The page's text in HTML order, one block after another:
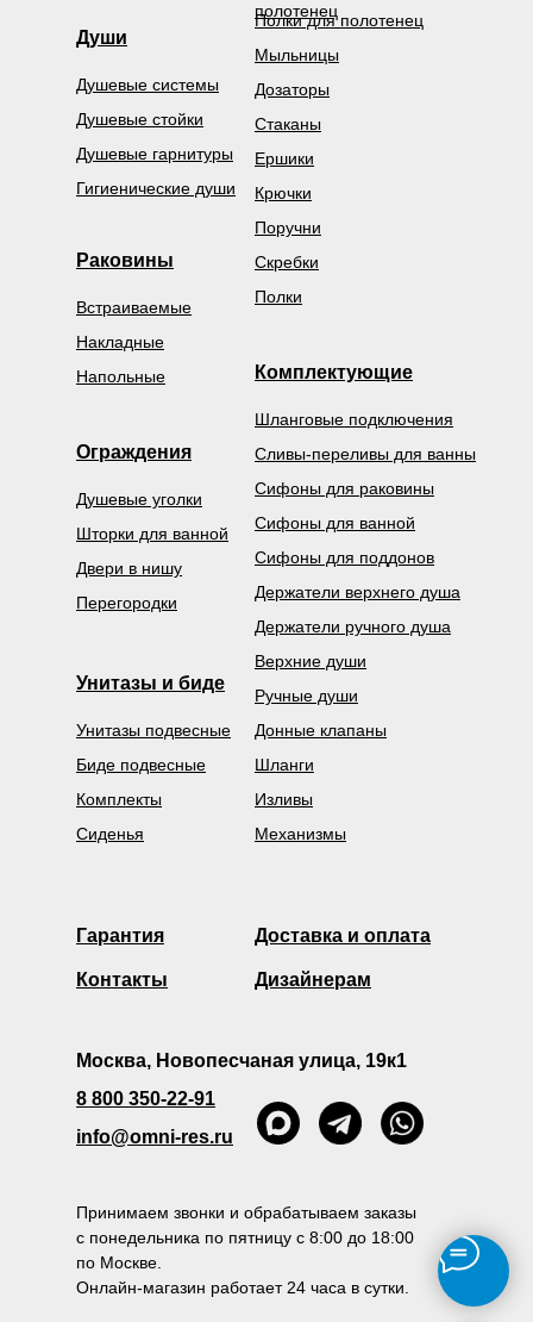
Души
Душевые гарнитуры
Душевые системы
Гигиенические души
Поручни
Скребки
Дозаторы
Полки
Стаканы
Ершики
Верхние души
Ручные души
Крючки
полотенец
Мыльницы
Полки для полотенец
Сифоны для поддонов
Держатели верхнего душа
Держатели ручного душа
Механизмы
Донные клапаны
Шланги
Изливы
Сливы-переливы для ванны
Сифоны для ванной
Шланговые подключения
Сифоны для раковины
Унитазы и биде
Унитазы подвесные
Биде подвесные
Комплекты
Раковины
Встраиваемые
Накладные
Напольные
Принимаем звонки и обрабатываем заказы
с понедельника по пятницу с 8:00 до 18:00
по Москве.
Онлайн-магазин работает 24 часа в сутки.
Ограждения
Душевые уголки
Шторки для ванной
Двери в нишу
Перегородки
Комплектующие
Дизайнерам
Доставка и оплата
Москва, Новопесчаная улица, 19к1
8 800 350-22-91
info@omni-res.ru
Гарантия
Контакты
Душевые стойки
Сиденья